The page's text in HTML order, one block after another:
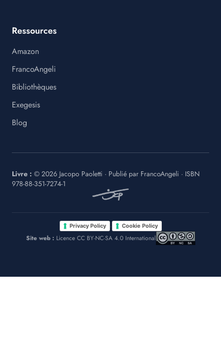
Ressources
Amazon
FrancoAngeli
Bibliothèques
Exegesis
Blog
Livre : © 2026 Jacopo Paoletti · Publié par FrancoAngeli · ISBN
978-88-351-7274-1
Privacy Policy · Cookie Policy
Site web : Licence CC BY-NC-SA 4.0 International